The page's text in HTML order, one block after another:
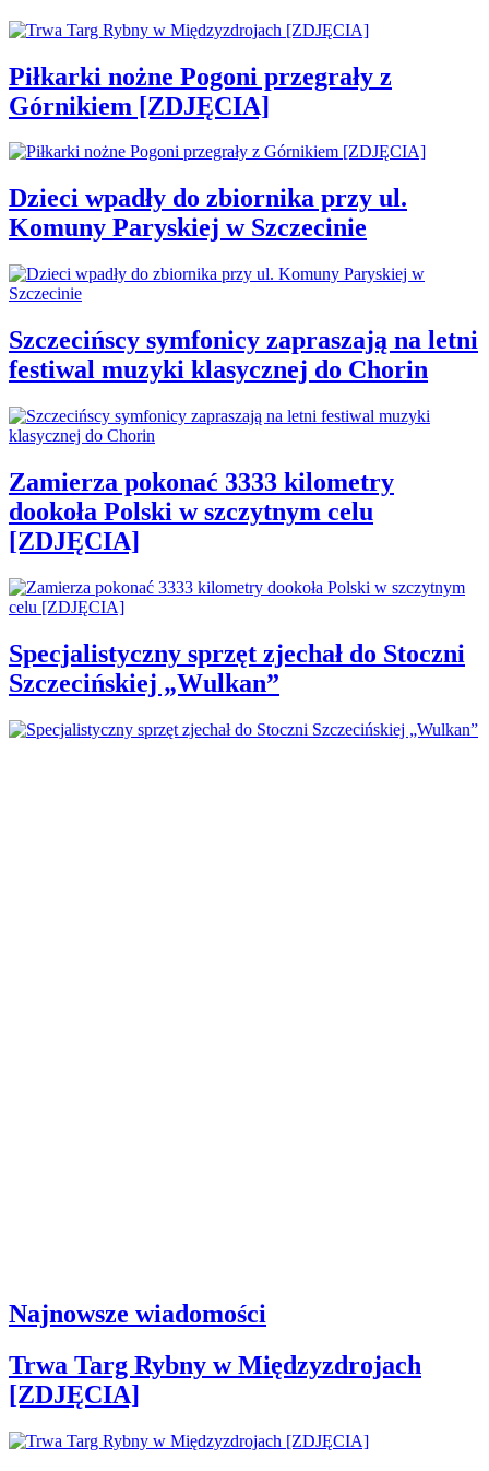
Piłkarki nożne Pogoni przegrały z
Górnikiem [ZDJĘCIA]
Dzieci wpadły do zbiornika przy ul.
Komuny Paryskiej w Szczecinie
Szczecińscy symfonicy zapraszają na letni
festiwal muzyki klasycznej do Chorin
Zamierza pokonać 3333 kilometry
dookoła Polski w szczytnym celu
[ZDJĘCIA]
Specjalistyczny sprzęt zjechał do Stoczni
Szczecińskiej „Wulkan”
Najnowsze wiadomości
Trwa Targ Rybny w Międzyzdrojach
[ZDJĘCIA]